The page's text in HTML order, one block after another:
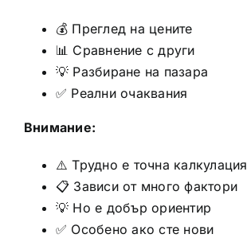
💰 Преглед на цените
📊 Сравнение с други
💡 Разбиране на пазара
✅ Реални очаквания
Внимание:
⚠️ Трудно е точна калкулация
📋 Зависи от много фактори
💡 Но е добър ориентир
✅ Особено ако сте нови